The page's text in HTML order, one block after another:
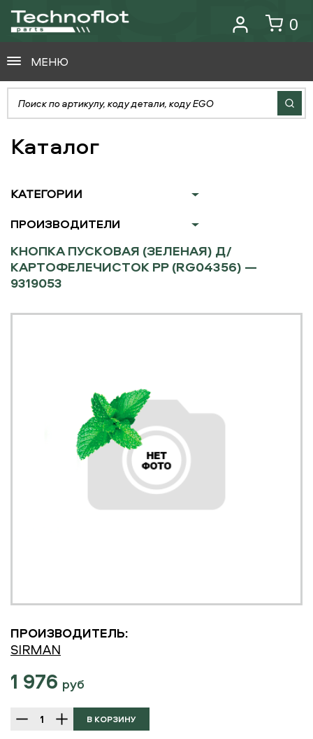
0
МЕНЮ
Каталог
КАТЕГОРИИ
ПРОИЗВОДИТЕЛИ
КНОПКА ПУСКОВАЯ (ЗЕЛЕНАЯ) Д/
КАРТОФЕЛЕЧИСТОК PP (RG04356) —
9319053
ПРОИЗВОДИТЕЛЬ:
SIRMAN
1 976 руб